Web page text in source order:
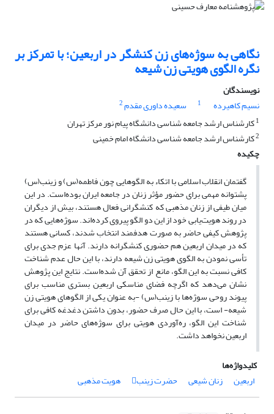
نگاهی به سوژه‌های زن کنشگر در اربعین؛ با تمرکز بر
نگره الگوی هویتی زن شیعه
نویسندگان
نسیم کاهیرده
1 سعیده داوری مقدم2
1کارشناس ارشد جامعه شناسی دانشگاه پیام نور مرکز تهران
2کارشناس ارشد جامعه شناسی دانشگاه امام خمینی
چکیده
گفتمان انقلاب اسلامی با اتکاء به الگوهایی چون فاطمه(س) و زینب(س)
پشتوانه مهمی برای حضور مؤثر زنان در جامعه ایران بوده‌است. در این
میان طیفی از زنان مذهبی که کنشگرانی فعال هستند، بیش از دیگران
در روند هویت‌یابی خود از این دو الگو پیروی کرده‌اند. سوژه‌هایی که در
پژوهش کیفی حاضر به صورت هدفمند انتخاب شدند، کسانی هستند
که در میدان اربعین هم حضوری کنشگرانه دارند. آنها عزم جدی برای
تأسی نمودن به الگوی هویتی زن شیعه دارند، با این حال عدم شناخت
کافی نسبت به این الگو، مانع از تحقق آن شده‌است. نتایج این پژوهش
نشان می‌دهد که اگرچه فضای مناسکی اربعین بستری مناسب برای
پیوند روحی سوژه‌ها با زینب(س) -به عنوان یکی از الگوهای هویتی زن
شیعه- است، با این حال صرف حضور، بدون داشتن دغدغه کافی برای
شناخت این الگو، ره‌آوردی هویتی برای سوژه‌های حاضر در میدان
اربعین نخواهد داشت.
کلیدواژه‌ها
اربعین
زنان شیعی حضرت زینب هویت مذهبی